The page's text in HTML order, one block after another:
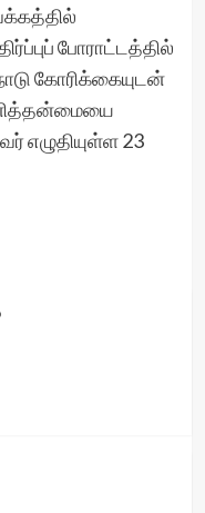
போராட்டத்தில்
கோரிக்கையுடன்
எழுதியுள்ள 23